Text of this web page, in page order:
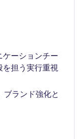
ケーションチー
を担う実行重視
ブランド強化と